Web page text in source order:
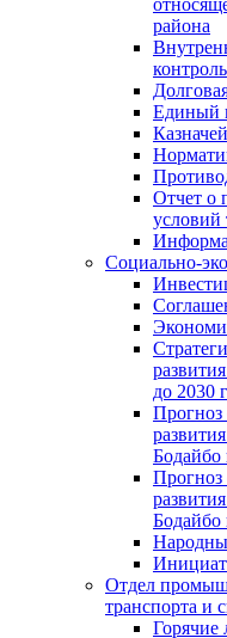
района
контроль
Единый
Отчет о
условий
Социально-
до 2030
Прогноз
Бодайбо
Прогноз
Бодайбо
Отдел
транспорта и
Горячие